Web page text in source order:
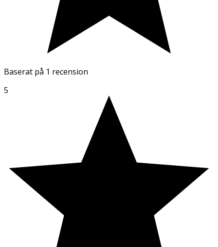
Baserat på 1 recension
5